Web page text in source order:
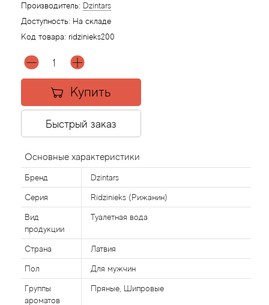
Производитель: Dzintars
Доступность: На складе
Код товара: ridzinieks200
Купить
Быстрый заказ
Основные характеристики
Бренд Dzintars
Серия Ridzinieks (Рижанин)
Вид
продукции
Туалетная вода
Страна Латвия
Пол Для мужчин
Группы
ароматов
Пряные, Шипровые
Aj Arabia (Widian)
Al Jazeera
Alaia Paris
Alexander McQueen
Alexandre Barthet
Alexandre J
Alfred Dunhill
Alyson Oldoini